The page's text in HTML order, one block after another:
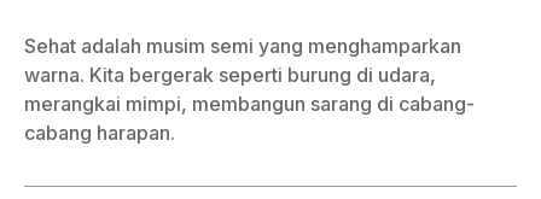
Sehat adalah musim semi yang menghamparkan
warna. Kita bergerak seperti burung di udara,
merangkai mimpi, membangun sarang di cabang-
cabang harapan.